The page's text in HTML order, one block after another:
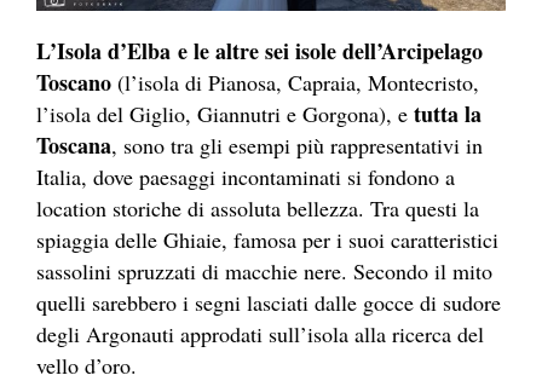
L’Isola d’Elba e le altre sei isole dell’Arcipelago
Toscano (l’isola di Pianosa, Capraia, Montecristo,
l’isola del Giglio, Giannutri e Gorgona), e tutta la
Toscana, sono tra gli esempi più rappresentativi in
Italia, dove paesaggi incontaminati si fondono a
location storiche di assoluta bellezza. Tra questi la
spiaggia delle Ghiaie, famosa per i suoi caratteristici
sassolini spruzzati di macchie nere. Secondo il mito
quelli sarebbero i segni lasciati dalle gocce di sudore
degli Argonauti approdati sull’isola alla ricerca del
vello d’oro.